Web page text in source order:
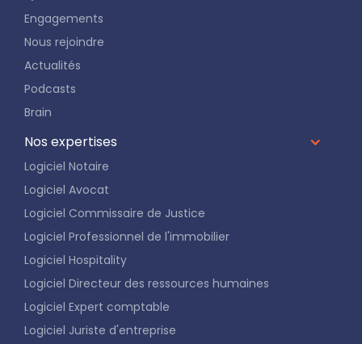
Engagements
Nous rejoindre
Actualités
Podcasts
Brain
Nos expertises
Logiciel Notaire
Logiciel Avocat
Logiciel Commissaire de Justice
Logiciel Professionnel de l'immobilier
Logiciel Hospitality
Logiciel Directeur des ressources humaines
Logiciel Expert comptable
Logiciel Juriste d'entreprise